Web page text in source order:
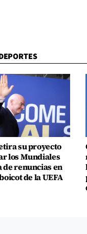
su proyecto
los Mundiales
de renuncias en
de la UEFA